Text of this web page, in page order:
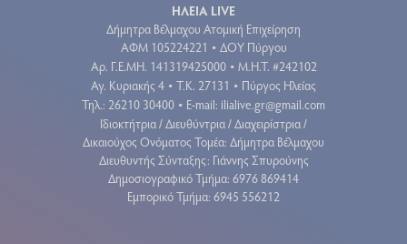
ΗΛΕΙΑ LIVE
Δήμητρα Βέλμαχου Ατομική Επιχείρηση
ΑΦΜ 105224221 • ΔΟΥ Πύργου
Aρ. Γ.Ε.ΜΗ. 141319425000 • Μ.Η.Τ. #242102
Αγ. Κυριακής 4 • Τ.Κ. 27131 • Πύργος Ηλείας
Τηλ.: 26210 30400 • E-mail: ilialive.gr@gmail.com
Ιδιοκτήτρια / Διευθύντρια / Διαχειρίστρια /
Δικαιούχος Ονόματος Τομέα: Δήμητρα Βέλμαχου
Διευθυντής Σύνταξης: Γιάννης Σπυρούνης
Δημοσιογραφικό Τμήμα: 6976 869414
Εμπορικό Τμήμα: 6945 556212